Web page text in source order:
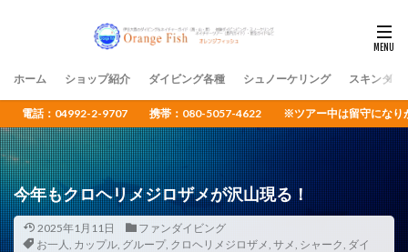
ホーム ショップ紹介 ダイビング各種 シュノーケリング スキンダイ
電話：04992-2-9707 携帯：080-5057-4622 ※ツアー中は留守になりがち
今年もクロヘリメジロザメが沢山現る！
2025年1月11日
ファンダイビング
お一人, カップル, グループ, クロヘリメジロザメ, サメ, シャーク, ダイ